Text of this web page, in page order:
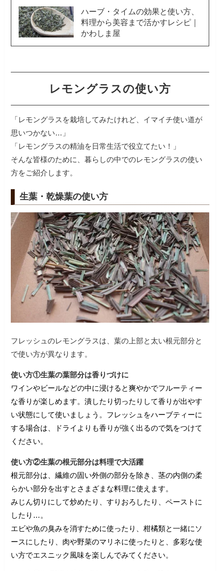
ハーブ・タイムの効果と使い方、
料理から美容まで活かすレシピ｜
かわしま屋
レモングラスの使い方
「レモングラスを栽培してみたけれど、イマイチ使い道が
思いつかない…」
「レモングラスの精油を日常生活で役立てたい！」
そんな皆様のために、暮らしの中でのレモングラスの使い
方をご紹介します。
生葉・乾燥葉の使い方
フレッシュのレモングラスは、葉の上部と太い根元部分と
で使い方が異なります。
使い方①生葉の葉部分は香りづけに
ワインやビールなどの中に浸けると爽やかでフルーティー
な香りが楽しめます。潰したり切ったりして香りが出やす
い状態にして使いましょう。フレッシュをハーブティーに
する場合は、ドライよりも香りが強く出るので気をつけて
ください。
使い方②生葉の根元部分は料理で大活躍
根元部分は、繊維の固い外側の部分を除き、茎の内側の柔
らかい部分を出すとさまざまな料理に使えます。
みじん切りにして炒めたり、すりおろしたり、ペーストに
したり…。
エビや魚の臭みを消すために使ったり、柑橘類と一緒にソ
ースにしたり、肉や野菜のマリネに使ったりと、多彩な使
い方でエスニック風味を楽しんでみてください。